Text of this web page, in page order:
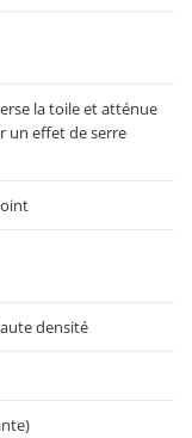
la toile et atténue
un effet de serre
densité